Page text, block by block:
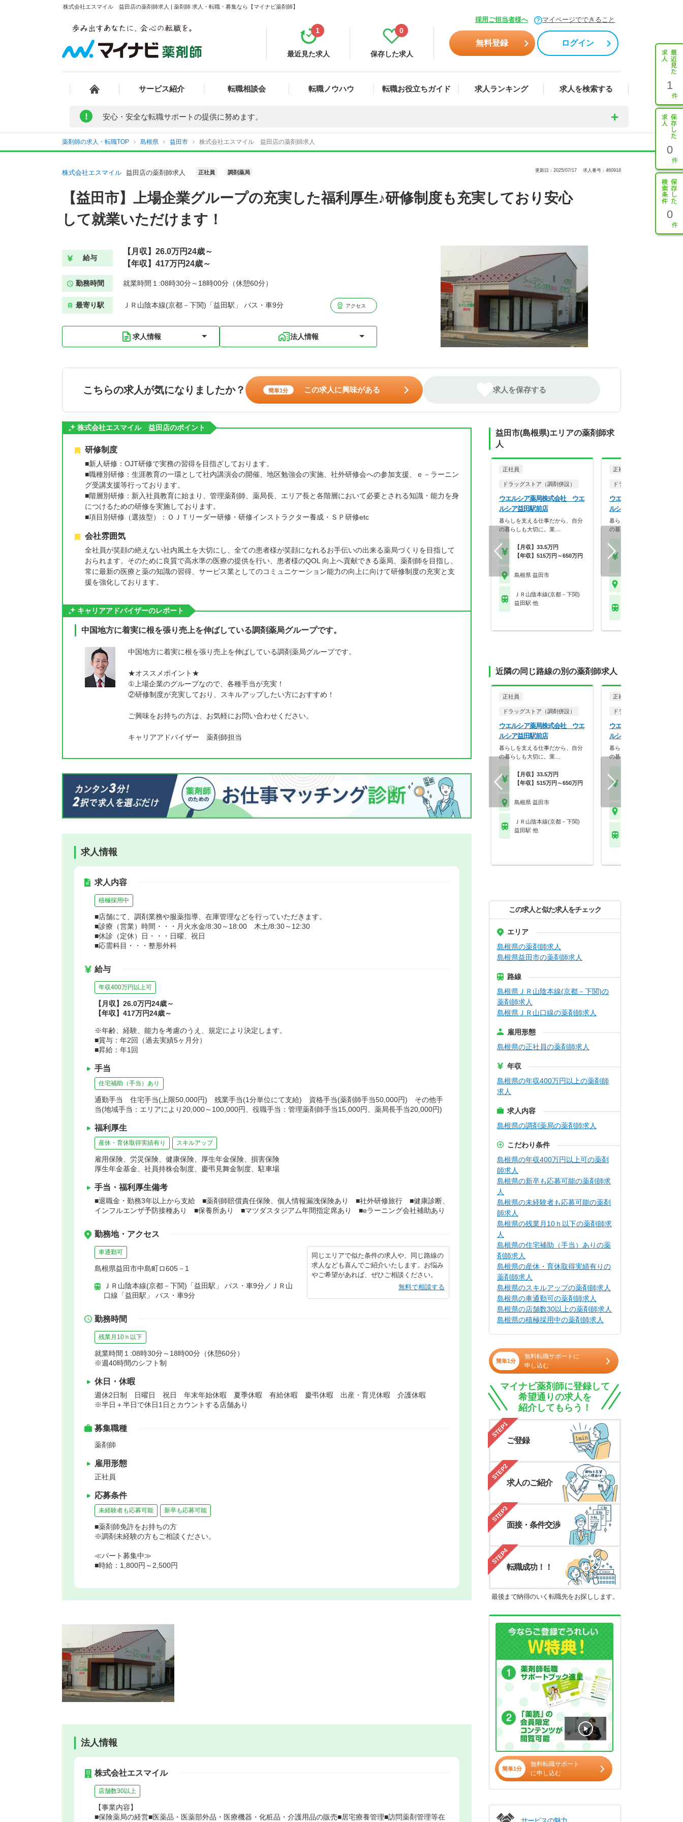
株式会社エスマイル 益田店の薬剤師求人 | 薬剤師 求人・転職・募集なら【マイナビ薬剤師】
採用ご担当者様へ マイページでできること
最近見た求人
1
保存した求人
0
無料登録 ログイン
サービス紹介 転職相談会 転職ノウハウ 転職お役立ちガイド 求人ランキング 求人を検索する 1
0
0
! 安心・安全な転職サポートの提供に努めます。
薬剤師の求人・転職TOP 島根県 益田市 株式会社エスマイル 益田店の薬剤師求人
株式会社エスマイル 益田店の薬剤師求人 正社員 調剤薬局 更新日：2025/07/17 求人番号：460918
【益田市】上場企業グループの充実した福利厚生♪研修制度も充実しており安心
して就業いただけます！
給与
【月収】26.0万円24歳～
【年収】417万円24歳～
勤務時間 就業時間１:08時30分～18時00分（休憩60分）
最寄り駅 ＪＲ山陰本線(京都－下関)「益田駅」 バス・車9分 アクセス
求人情報 法人情報
こちらの求人が気になりましたか？ 簡単1分 この求人に興味がある 求人を保存する
株式会社エスマイル 益田店のポイント
研修制度
■新人研修：OJT研修で実務の習得を目指ざしております。
■職種別研修：生涯教育の一環として社内講演会の開催、地区勉強会の実施、社外研修会への参加支援、ｅ－ラーニン
グ受講支援等行っております。
■階層別研修：新入社員教育に始まり、管理薬剤師、薬局長、エリア長と各階層において必要とされる知識・能力を身
につけるための研修を実施しております。
■項目別研修（選抜型）：ＯＪＴリーダー研修・研修インストラクター養成・ＳＰ研修etc
会社雰囲気
全社員が笑顔の絶えない社内風土を大切にし、全ての患者様が笑顔になれるお手伝いの出来る薬局づくりを目指して
おられます。そのために良質で高水準の医療の提供を行い、患者様のQOL 向上へ貢献できる薬局、薬剤師を目指し、
常に最新の医療と薬の知識の習得、サービス業としてのコミュニケーション能力の向上に向けて研修制度の充実と支
援を強化しております。
キャリアアドバイザーのレポート
中国地方に着実に根を張り売上を伸ばしている調剤薬局グループです。
中国地方に着実に根を張り売上を伸ばしている調剤薬局グループです。
★オススメポイント★
①上場企業のグループなので、各種手当が充実！
②研修制度が充実しており、スキルアップしたい方におすすめ！
ご興味をお持ちの方は、お気軽にお問い合わせください。
キャリアアドバイザー 薬剤師担当
求人情報
求人内容
積極採用中
■店舗にて、調剤業務や服薬指導、在庫管理などを行っていただきます。
■診療（営業）時間・・・月火水金/8:30～18:00 木土/8:30～12:30
■休診（定休）日・・・日曜、祝日
■応需科目・・・整形外科
給与
年収400万円以上可
【月収】26.0万円24歳～
【年収】417万円24歳～
※年齢、経験、能力を考慮のうえ、規定により決定します。
■賞与：年2回（過去実績5ヶ月分）
■昇給：年1回
手当
住宅補助（手当）あり
通勤手当 住宅手当(上限50,000円) 残業手当(1分単位にて支給) 資格手当(薬剤師手当50,000円) その他手
当(地域手当：エリアにより20,000～100,000円、役職手当：管理薬剤師手当15,000円、薬局長手当20,000円)
福利厚生
産休・育休取得実績有り スキルアップ
雇用保険、労災保険、健康保険、厚生年金保険、損害保険
厚生年金基金、社員持株会制度、慶弔見舞金制度、駐車場
手当・福利厚生備考
■退職金・勤務3年以上から支給 ■薬剤師賠償責任保険、個人情報漏洩保険あり ■社外研修旅行 ■健康診断、
インフルエンザ予防接種あり ■保養所あり ■マツダスタジアム年間指定席あり ■eラーニング会社補助あり
勤務地・アクセス
車通勤可
島根県益田市中島町ロ605－1
ＪＲ山陰本線(京都－下関)「益田駅」 バス・車9分／ＪＲ山
口線「益田駅」 バス・車9分
同じエリアで似た条件の求人や、同じ路線の
求人なども喜んでご紹介いたします。お悩み
やご希望があれば、ぜひご相談ください。
無料で相談する
勤務時間
残業月10ｈ以下
就業時間１:08時30分～18時00分（休憩60分）
※週40時間のシフト制
休日・休暇
週休2日制 日曜日 祝日 年末年始休暇 夏季休暇 有給休暇 慶弔休暇 出産・育児休暇 介護休暇
※半日＋半日で休日1日とカウントする店舗あり
募集職種
薬剤師
雇用形態
正社員
応募条件
未経験者も応募可能 新卒も応募可能
■薬剤師免許をお持ちの方
※調剤未経験の方もご相談ください。
≪パート募集中≫
■時給：1,800円～2,500円
法人情報
株式会社エスマイル
店舗数30以上
【事業内容】
■保険薬局の経営■医薬品・医薬部外品・医療機器・化粧品・介護用品の販売■居宅療養管理■訪問薬剤管理等在
益田市(島根県)エリアの薬剤師求
人
正社員
ドラッグストア（調剤併設）
ウエルシア薬局株式会社 ウエ
ルシア益田駅前店
暮らしを支える仕事だから、自分
の暮らしも大切に。業…
【月収】33.5万円
【年収】515万円～650万円
島根県 益田市
ＪＲ山陰本線(京都－下関)
益田駅 他
正社員
ドラッグストア（OTCのみ
ウエルシア薬局株式会社
ルシア益田駅前店
暮らしを支える仕事だから、
の暮らしも大切に。業…
近隣の同じ路線の別の薬剤師求人
正社員
ドラッグストア（調剤併設）
ウエルシア薬局株式会社 ウエ
ルシア益田駅前店
暮らしを支える仕事だから、自分
の暮らしも大切に。業…
【月収】33.5万円
【年収】515万円～650万円
島根県 益田市
ＪＲ山陰本線(京都－下関)
益田駅 他
正社員
ドラッグストア（OTCのみ
ウエルシア薬局株式会社
ルシア益田駅前店
暮らしを支える仕事だから、
の暮らしも大切に。業…
この求人と似た求人をチェック
エリア
島根県の薬剤師求人
島根県益田市の薬剤師求人
路線
島根県ＪＲ山陰本線(京都－下関)の
薬剤師求人
島根県ＪＲ山口線の薬剤師求人
雇用形態
島根県の正社員の薬剤師求人
年収
島根県の年収400万円以上の薬剤師
求人
求人内容
島根県の調剤薬局の薬剤師求人
こだわり条件
島根県の年収400万円以上可の薬剤
師求人
島根県の新卒も応募可能の薬剤師求
人
島根県の未経験者も応募可能の薬剤
師求人
島根県の残業月10ｈ以下の薬剤師求
人
島根県の住宅補助（手当）ありの薬
剤師求人
島根県の産休・育休取得実績有りの
薬剤師求人
島根県のスキルアップの薬剤師求人
島根県の車通勤可の薬剤師求人
島根県の店舗数30以上の薬剤師求人
島根県の積極採用中の薬剤師求人
簡単1分
無料転職サポートに
申し込む
マイナビ薬剤師に登録して
希望通りの求人を
紹介してもらう！
STEP1
ご登録
STEP2
求人のご紹介
STEP3
面接・条件交渉
STEP4
転職成功！！
最後まで納得のいく転職先をお探しします。
簡単1分
無料転職サポート
に申し込む